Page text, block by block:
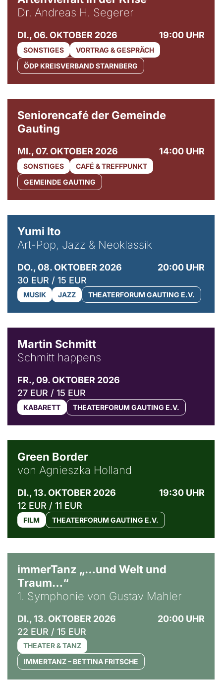
Dr. Andreas H. Segerer
DI., 06. OKTOBER 2026 19:00 UHR
SONSTIGES
VORTRAG & GESPRÄCH
ÖDP KREISVERBAND STARNBERG
Seniorencafé der Gemeinde
Gauting
MI., 07. OKTOBER 2026 14:00 UHR
SONSTIGES
CAFÉ & TREFFPUNKT
GEMEINDE GAUTING
Yumi Ito
Art-Pop, Jazz & Neoklassik
DO., 08. OKTOBER 2026
20:00 UHR
30 EUR / 15 EUR
MUSIK JAZZ THEATERFORUM GAUTING E.V.
Martin Schmitt
Schmitt happens
FR., 09. OKTOBER 2026
27 EUR / 15 EUR
KABARETT THEATERFORUM GAUTING E.V.
Green Border
von Agnieszka Holland
DI., 13. OKTOBER 2026
19:30 UHR
12 EUR / 11 EUR
FILM THEATERFORUM GAUTING E.V.
immerTanz „…und Welt und
Traum…“
1. Symphonie von Gustav Mahler
DI., 13. OKTOBER 2026
20:00 UHR
22 EUR / 15 EUR
THEATER & TANZ
IMMERTANZ – BETTINA FRITSCHE